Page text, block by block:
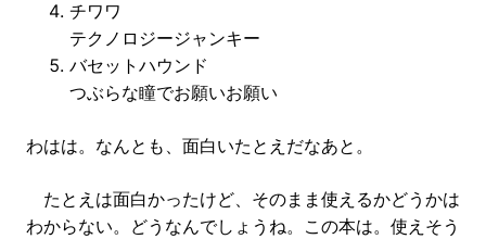
チワワ
テクノロジージャンキー
バセットハウンド
つぶらな瞳でお願いお願い
わはは。なんとも、面白いたとえだなあと。
たとえは面白かったけど、そのまま使えるかどうかは
わからない。どうなんでしょうね。この本は。使えそう